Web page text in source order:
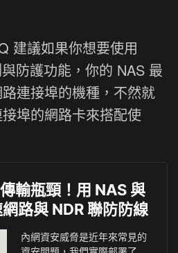
建議如果你想要使用
防護功能，你的 NAS 最
連接埠的機種，不然就
埠的網路卡來搭配使